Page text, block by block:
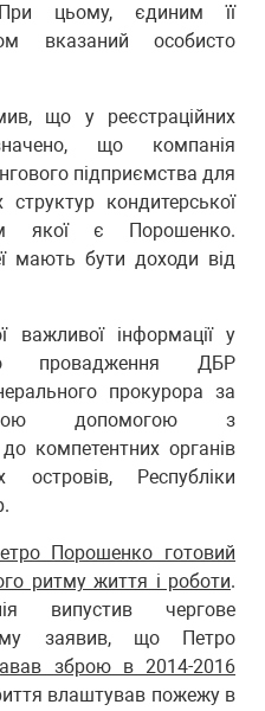
При цьому, єдиним її
вказаний особисто
що у реєстраційних
що компанія
підприємства для
структур кондитерської
якої є Порошенко.
мають бути доходи від
важливої інформації у
провадження ДБР
прокурора за
допомогою з
компетентних органів
островів, Республіки
Порошенко готовий
ритму життя і роботи.
випустив чергове
заявив, що Петро
зброю в 2014-2016
влаштував пожежу в